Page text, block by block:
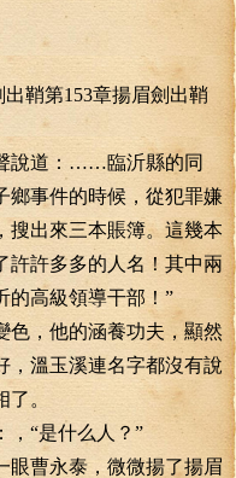
出鞘第153章揚眉劍出鞘
道：……臨沂縣的同
鄉事件的時候，從犯罪嫌
搜出來三本賬簿。這幾本
許許多多的人名！其中兩
的高級領導干部！”
，他的涵養功夫，顯然
，溫玉溪連名字都沒有說
。
“是什么人？”
曹永泰，微微揚了揚眉